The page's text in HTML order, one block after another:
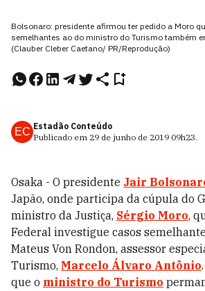
Bolsonaro: presidente afirmou ter pedido a Moro
semelhantes ao do ministro do Turismo também
(Clauber Cleber Caetano/ PR/Reprodução)
EC Estadão Conteúdo
Publicado em 29 de junho de 2019 09h23.
Osaka - O presidente Jair
Japão, onde participa da cúpula do
ministro da Justiça, Sérgio Moro,
Federal investigue casos
Mateus Von Rondon, assessor
Turismo, Marcelo Álvaro Antônio
que o ministro do Turismo